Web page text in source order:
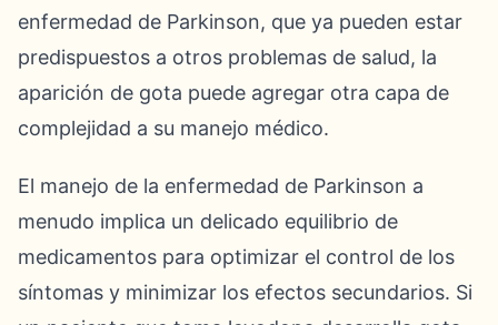
enfermedad de Parkinson, que ya pueden estar
predispuestos a otros problemas de salud, la
aparición de gota puede agregar otra capa de
complejidad a su manejo médico.
El manejo de la enfermedad de Parkinson a
menudo implica un delicado equilibrio de
medicamentos para optimizar el control de los
síntomas y minimizar los efectos secundarios. Si